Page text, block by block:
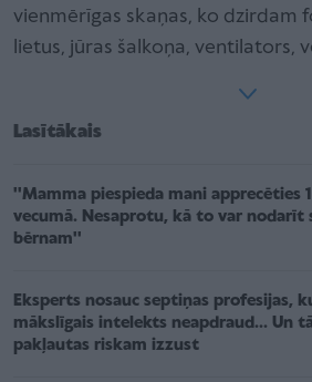
vienmērīgas skaņas, ko dzirdam
lietus, jūras šalkoņa, ventilators,
Lasītākais
''Mamma piespieda mani apprecēties
vecumā. Nesaprotu, kā to var nodarīt
bērnam''
Eksperts nosauc septiņas profesijas,
mākslīgais intelekts neapdraud... Un
pakļautas riskam izzust